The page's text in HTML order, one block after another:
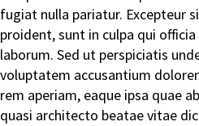
fugiat nulla pariatur. Excepteur
proident, sunt in culpa qui
laborum. Sed ut perspiciatis
voluptatem accusantium
rem aperiam, eaque ipsa quae
quasi architecto beatae vitae